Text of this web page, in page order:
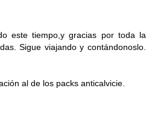
este tiempo,y gracias por toda la
Sigue viajando y contándonoslo.
al de los packs anticalvicie.